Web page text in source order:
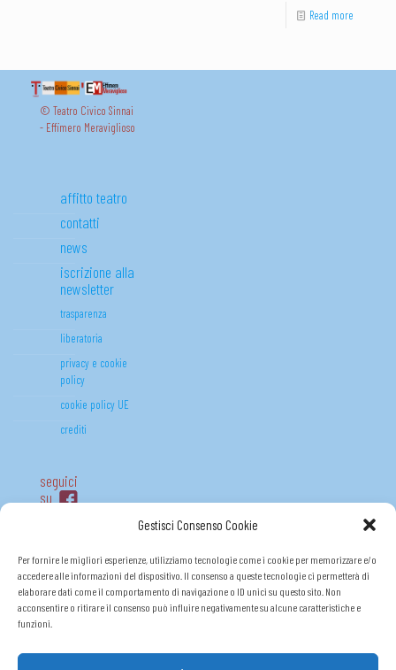
Gestisci Consenso Cookie
Per fornire le migliori esperienze, utilizziamo tecnologie come i cookie per memorizzare e/o
accedere alle informazioni del dispositivo. Il consenso a queste tecnologie ci permetterà di
elaborare dati come il comportamento di navigazione o ID unici su questo sito. Non
acconsentire o ritirare il consenso può influire negativamente su alcune caratteristiche e
funzioni.
Read more
© Teatro Civico Sinnai
- Effimero Meraviglioso
affitto teatro
contatti
news
iscrizione alla
newsletter
trasparenza
liberatoria
privacy e cookie
policy
cookie policy UE
crediti
seguici
su